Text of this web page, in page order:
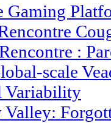
Gaming
:
scale
Variability
Valley: